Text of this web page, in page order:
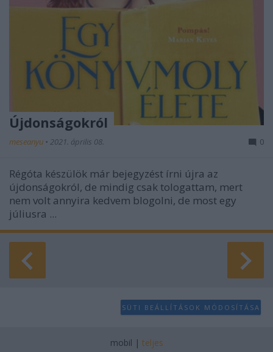
Újdonságokról
meseanyu • 2021. április 08. 0
Régóta készülök már bejegyzést írni újra az
újdonságokról, de mindig csak tologattam, mert
nem volt annyira kedvem blogolni, de most egy
júliusra ...
SÜTI BEÁLLÍTÁSOK MÓDOSÍTÁSA
mobil | teljes